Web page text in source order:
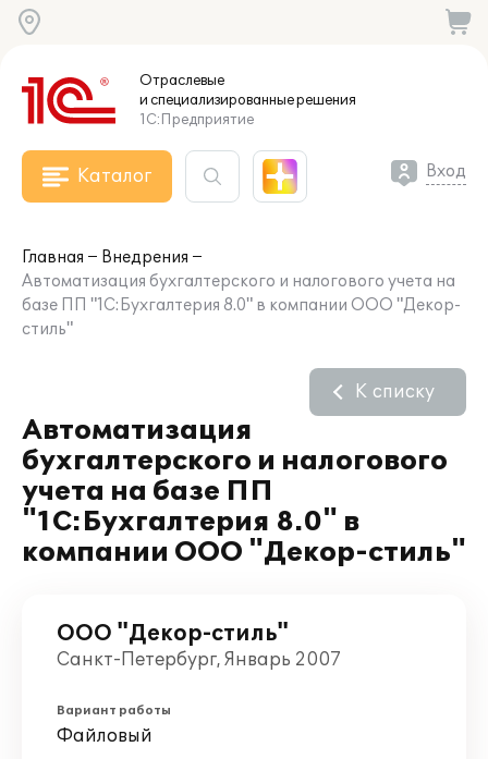
Отраслевые
и специализированныерешения
1С:Предприятие
Каталог Вход
Главная
Внедрения
Автоматизация бухгалтерского и налогового учета на
базе ПП "1С:Бухгалтерия 8.0" в компании ООО "Декор-
стиль"
Автоматизация
бухгалтерского и налогового
учета на базе ПП
"1С:Бухгалтерия 8.0" в
компании ООО "Декор-стиль"
К списку
ООО "Декор-стиль"
Санкт-Петербург, Январь 2007
Вариант работы
Файловый